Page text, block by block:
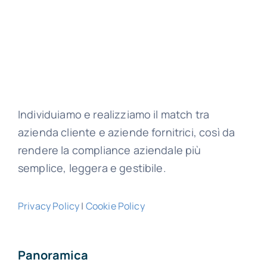
Individuiamo e realizziamo il match tra
azienda cliente e aziende fornitrici, così da
rendere la compliance aziendale più
semplice, leggera e gestibile.
Privacy Policy| Cookie Policy
Panoramica